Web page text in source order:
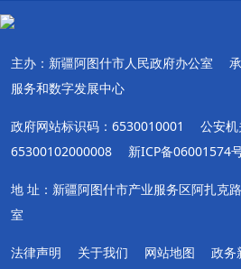
主办：新疆阿图什市人民政府办公室
服务和数字发展中心
政府网站标识码：6530010001
公安机
65300102000008
新ICP备06001574
地 址：新疆阿图什市产业服务区阿扎克
室
法律声明 关于我们 网站地图 政务